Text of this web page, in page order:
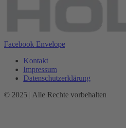
Facebook Envelope
Kontakt
Impressum
Datenschutzerklärung
© 2025 | Alle Rechte vorbehalten